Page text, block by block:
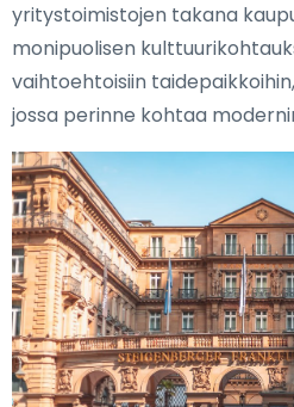
yritystoimistojen takana
monipuolisen
vaihtoehtoisiin
jossa perinne kohtaa